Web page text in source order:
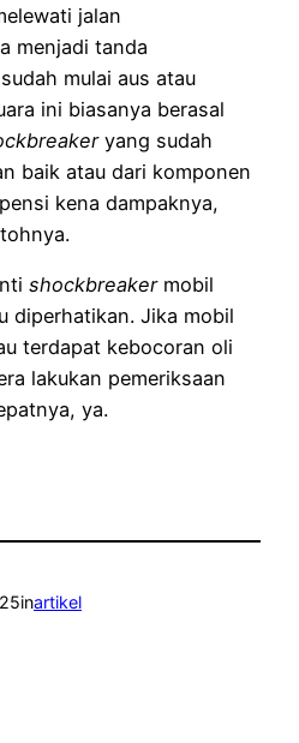
jalan
menjadi tanda
mulai aus atau
ini biasanya berasal
yang sudah
baik atau dari komponen
kena dampaknya,
shockbreakermobil
diperhatikan. Jika mobil
terdapat kebocoran oli
lakukan pemeriksaan
ya.
inartikel